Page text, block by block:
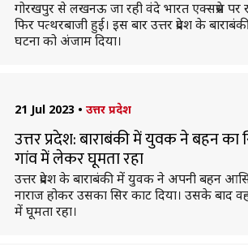
गोरखपुर से लखनऊ जा रही वंदे भारत एक्सप्रेस पर
फिर पत्थरबाजी हुई। इस बार उत्तर प्रदेश के
घटना को अंजाम दिया।
21 Jul 2023 • उत्तर प्रदेश
उत्तर प्रदेश: बाराबंकी में युवक ने बहन का
गांव में लेकर घूमता रहा
उत्तर प्रदेश के बाराबंकी में युवक ने अपनी बहन
नाराज होकर उसका सिर काट दिया। उसके बाद
में घूमता रहा।